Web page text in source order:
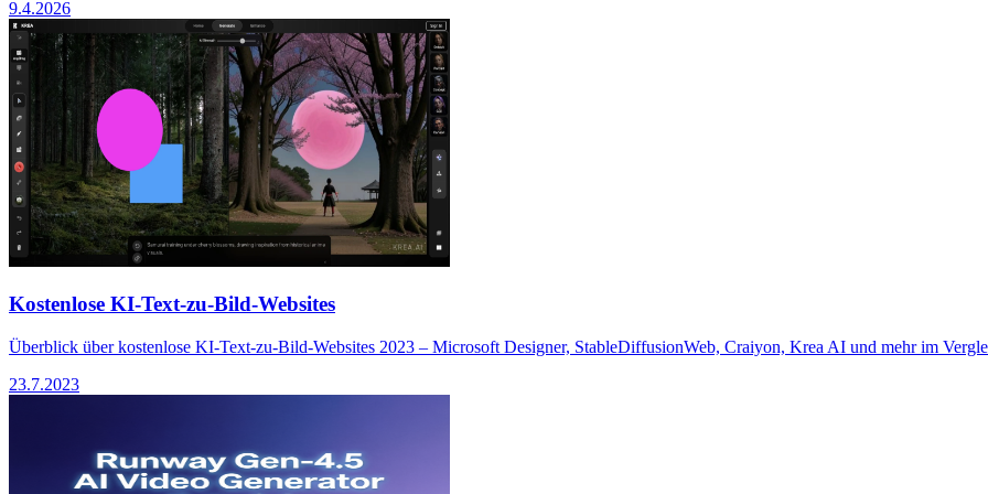
9.4.2026
Kostenlose KI-Text-zu-Bild-Websites
Überblick über kostenlose KI-Text-zu-Bild-Websites 2023 – Microsoft Designer, StableDiffusionWeb, Craiyon, Krea AI und mehr im
23.7.2023